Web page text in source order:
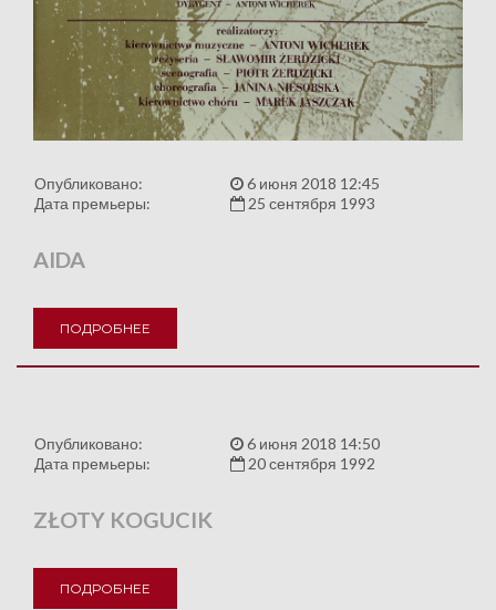
Опубликовано:
6 июня 2018 12:45
Дата премьеры:
25 сентября 1993
AIDA
ПОДРОБНЕЕ
Опубликовано:
6 июня 2018 14:50
Дата премьеры:
20 сентября 1992
ZŁOTY KOGUCIK
ПОДРОБНЕЕ